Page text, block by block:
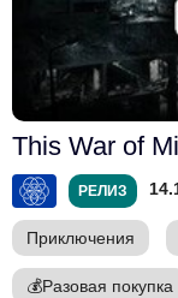
This War of
РЕЛИЗ
Приключения
💰Разовая покупка